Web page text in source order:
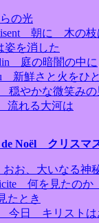
の光
朝に 木の
姿を消した
庭の暗闇の中に
新鮮さと火をひ
穏やかな微笑みの
流れる大河は
de Noël クリス
お、大いなる神
dicite 何を見た
たとき
今日 キリスト